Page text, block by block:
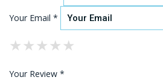
Your Email *
★
★★
★★★
★★★★
★★★★★
Your Review *